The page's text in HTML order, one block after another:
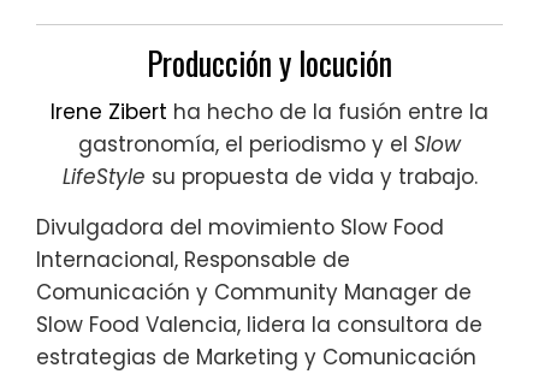
Producción y locución
Irene Zibert ha hecho de la fusión entre la
gastronomía, el periodismo y el Slow
LifeStyle su propuesta de vida y trabajo.
Divulgadora del movimiento Slow Food
Internacional, Responsable de
Comunicación y Community Manager de
Slow Food Valencia, lidera la consultora de
estrategias de Marketing y Comunicación